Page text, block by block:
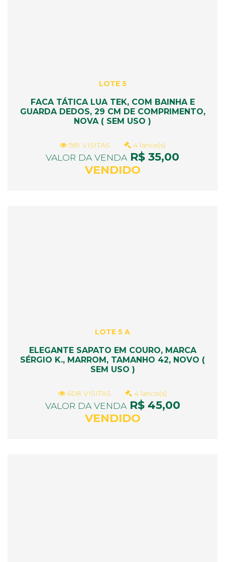
LOTE 5
FACA TÁTICA LUA TEK, COM BAINHA E
GUARDA DEDOS, 29 CM DE COMPRIMENTO,
NOVA ( SEM USO )
569 VISITAS 4 lance(s)
VALOR DA VENDAR$ 35,00
VENDIDO
LOTE 5 A
ELEGANTE SAPATO EM COURO, MARCA
SÉRGIO K., MARROM, TAMANHO 42, NOVO (
SEM USO )
608 VISITAS 4 lance(s)
VALOR DA VENDAR$ 45,00
VENDIDO